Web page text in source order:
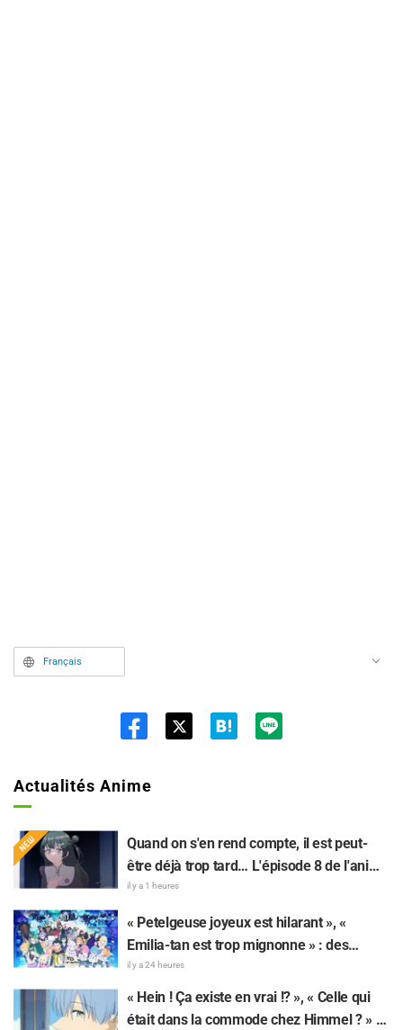
Français
Actualités Anime
Quand on s'en rend compte, il est peut-
être déjà trop tard… L'épisode 8 de l'anime
« BanG Dream! Yume∞Mita » dévoile son
il y a 1 heures
« Petelgeuse joyeux est hilarant », «
Emilia-tan est trop mignonne » : des
réactions enthousiastes après la
révélation du visuel de l'événement des 10
ans de l'anime « Re:Zero - Starting Life in
il y a 24 heures
« Hein ! Ça existe en vrai !? », « Celle qui
était dans la commode chez Himmel ? » :